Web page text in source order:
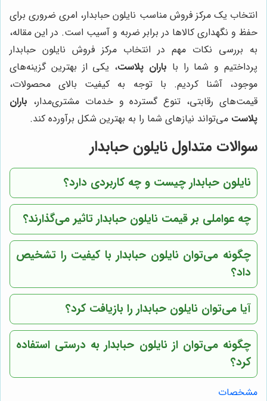
انتخاب یک مرکز فروش مناسب نایلون حبابدار، امری ضروری برای
حفظ و نگهداری کالاها در برابر ضربه و آسیب است. در این مقاله،
به بررسی نکات مهم در انتخاب مرکز فروش نایلون حبابدار
پرداختیم و شما را با باران پلاست، یکی از بهترین گزینه‌های
موجود، آشنا کردیم. با توجه به کیفیت بالای محصولات،
قیمت‌های رقابتی، تنوع گسترده و خدمات مشتری‌مدار، باران
پلاست می‌تواند نیازهای شما را به بهترین شکل برآورده کند.
سوالات متداول نایلون حبابدار
نایلون حبابدار چیست و چه کاربردی دارد؟
چه عواملی بر قیمت نایلون حبابدار تاثیر می‌گذارند؟
چگونه می‌توان نایلون حبابدار با کیفیت را تشخیص
داد؟
آیا می‌توان نایلون حبابدار را بازیافت کرد؟
چگونه می‌توان از نایلون حبابدار به درستی استفاده
کرد؟
مشخصات